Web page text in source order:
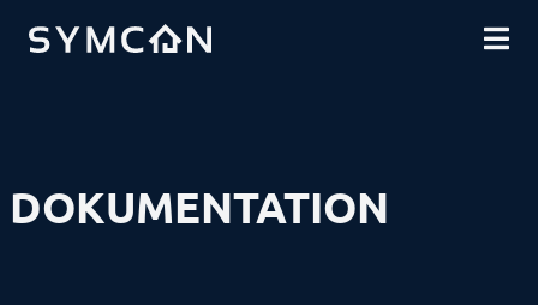
COMMUNITY
DOKUMENTATION
EINFÜHRUNG
INSTALLATION
MODULREFERENZ
Geräte